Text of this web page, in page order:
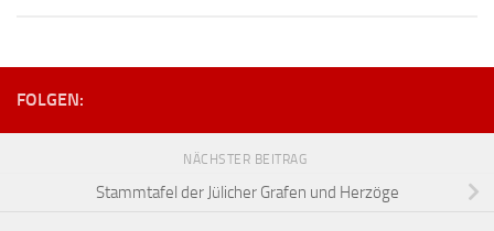
FOLGEN:
NÄCHSTER BEITRAG
Stammtafel der Jülicher Grafen und Herzöge